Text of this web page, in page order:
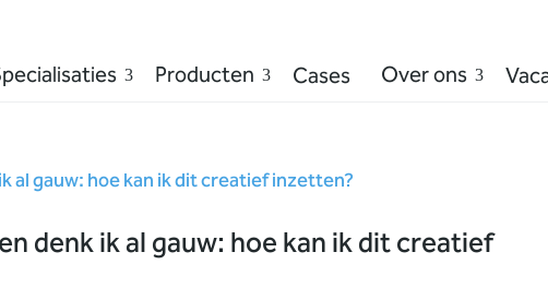
Producten Cases Over ons
denk ik al gauw: hoe kan ik dit creatief